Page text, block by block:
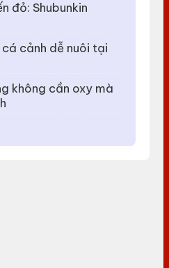
đỏ: Shubunkin
cảnh dễ nuôi tại
không cần oxy mà